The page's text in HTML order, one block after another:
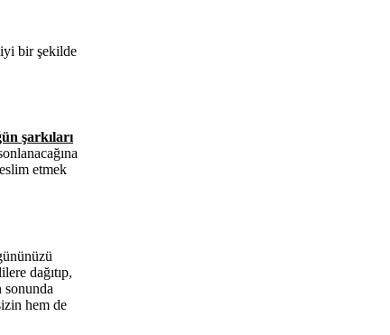
iyi bir şekilde
şarkıları
etmek
dağıtıp,
sonunda
hem de